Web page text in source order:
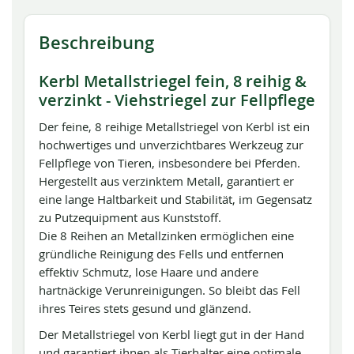
Beschreibung
Kerbl Metallstriegel fein, 8 reihig &
verzinkt - Viehstriegel zur Fellpflege
Der feine, 8 reihige Metallstriegel von Kerbl ist ein
hochwertiges und unverzichtbares Werkzeug zur
Fellpflege von Tieren, insbesondere bei Pferden.
Hergestellt aus verzinktem Metall, garantiert er
eine lange Haltbarkeit und Stabilität, im Gegensatz
zu Putzequipment aus Kunststoff.
Die 8 Reihen an Metallzinken ermöglichen eine
gründliche Reinigung des Fells und entfernen
effektiv Schmutz, lose Haare und andere
hartnäckige Verunreinigungen. So bleibt das Fell
ihres Teires stets gesund und glänzend.
Der Metallstriegel von Kerbl liegt gut in der Hand